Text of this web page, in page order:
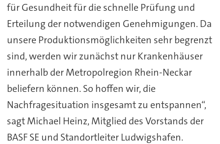
für Gesundheit für die schnelle Prüfung und
Erteilung der notwendigen Genehmigungen. Da
unsere Produktionsmöglichkeiten sehr begrenzt
sind, werden wir zunächst nur Krankenhäuser
innerhalb der Metropolregion Rhein-Neckar
beliefern können. So hoffen wir, die
Nachfragesituation insgesamt zu entspannen“,
sagt Michael Heinz, Mitglied des Vorstands der
BASF SE und Standortleiter Ludwigshafen.